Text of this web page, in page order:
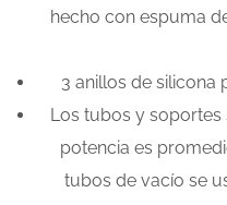
hecho con espuma
3 anillos de silicona
Los tubos y
potencia es
tubos de vacío se